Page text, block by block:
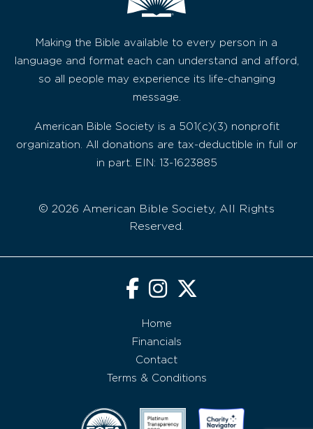
Making the Bible available to every person in a
language and format each can understand and afford,
so all people may experience its life-changing
message.
American Bible Society is a 501(c)(3) nonprofit
organization. All donations are tax-deductible in full or
in part. EIN: 13-1623885
© 2026 American Bible Society, All Rights
Reserved.
Home
Financials
Contact
Terms & Conditions